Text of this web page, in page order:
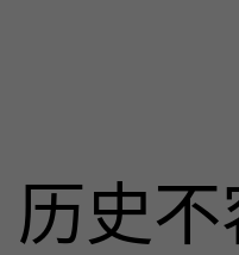
史